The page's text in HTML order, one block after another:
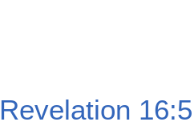
Revelation